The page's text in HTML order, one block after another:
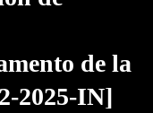
de la
2025-IN]